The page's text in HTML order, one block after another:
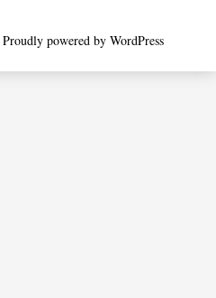
Proudly powered by WordPress